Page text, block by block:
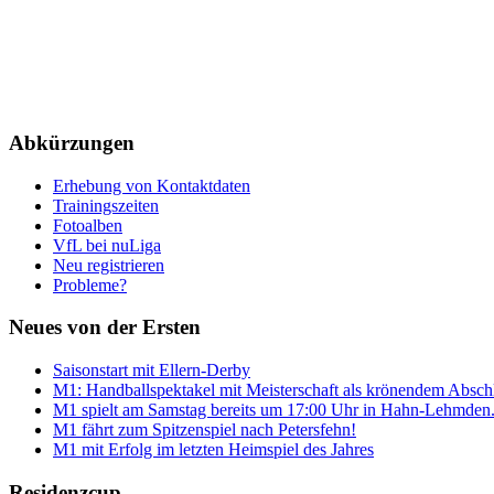
Abkürzungen
Erhebung von Kontaktdaten
Trainingszeiten
Fotoalben
VfL bei nuLiga
Neu registrieren
Probleme?
Neues von der Ersten
Saisonstart mit Ellern-Derby
M1: Handballspektakel mit Meisterschaft als krönendem
M1 spielt am Samstag bereits um 17:00 Uhr in Hahn-Lehmden.
M1 fährt zum Spitzenspiel nach Petersfehn!
M1 mit Erfolg im letzten Heimspiel des Jahres